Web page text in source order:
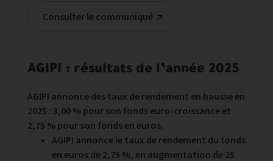
Consulter le communiqué
AGIPI : résultats de l’année 2025
AGIPI annonce des taux de rendement en hausse en
2025 : 3,00 % pour son fonds euro-croissance et
2,75 % pour son fonds en euros.
AGIPI annonce le taux de rendement du fonds
en euros de 2,75 %, en augmentation de 25